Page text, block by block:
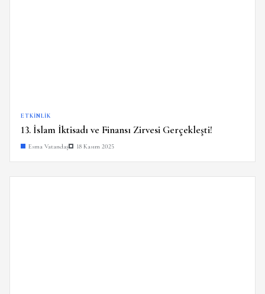
ETKINLIK
13. İslam İktisadı ve Finansı Zirvesi Gerçekleşti!
Esma Vatandaş 18 Kasım 2025